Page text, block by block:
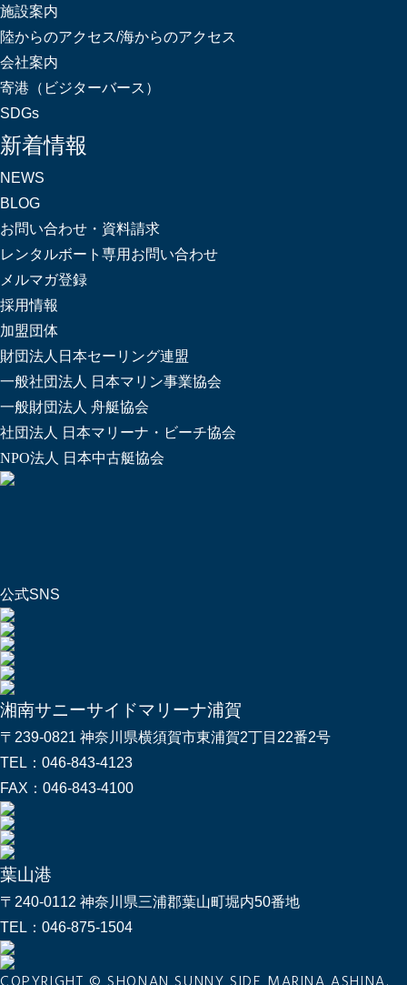
施設案内
陸からのアクセス/海からのアクセス
会社案内
寄港（ビジターバース）
SDGs
新着情報
NEWS
BLOG
お問い合わせ・資料請求
レンタルボート専用お問い合わせ
メルマガ登録
採用情報
加盟団体
財団法人日本セーリング連盟
一般社団法人 日本マリン事業協会
一般財団法人 舟艇協会
社団法人 日本マリーナ・ビーチ協会
NPO法人 日本中古艇協会
公式SNS
湘南サニーサイドマリーナ浦賀
〒239-0821 神奈川県横須賀市東浦賀2丁目22番2号
TEL： 046-843-4123
FAX： 046-843-4100
葉山港
〒240-0112 神奈川県三浦郡葉山町堀内50番地
TEL： 046-875-1504